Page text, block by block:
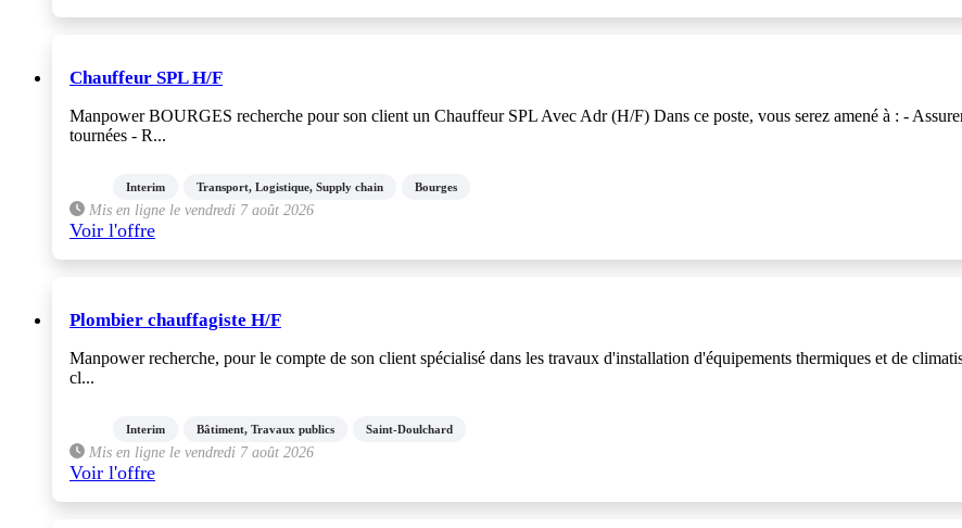
Chauffeur SPL H/F
Manpower BOURGES recherche pour son client un Chauffeur SPL Avec Adr (H/F) Dans ce poste, vous serez amené à : -
tournées - R...
Interim Transport, Logistique, Supply chain Bourges
Mis en ligne le vendredi 7 août 2026
Voir l'offre
Plombier chauffagiste H/F
Manpower recherche, pour le compte de son client spécialisé dans les travaux d'installation d'équipements thermiques et de
cl...
Interim Bâtiment, Travaux publics Saint-Doulchard
Mis en ligne le vendredi 7 août 2026
Voir l'offre